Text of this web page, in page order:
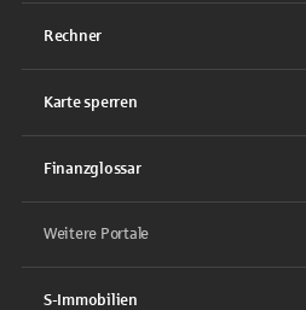
Rechner
Karte sperren
Finanzglossar
Weitere Portale
S-Immobilien